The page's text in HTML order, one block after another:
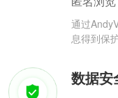
通过
息得到保护
数据安